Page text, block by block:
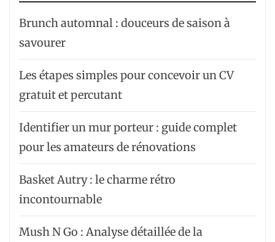
Brunch automnal : douceurs de saison à
savourer
Les étapes simples pour concevoir un CV
gratuit et percutant
Identifier un mur porteur : guide complet
pour les amateurs de rénovations
Basket Autry : le charme rétro
incontournable
Mush N Go : Analyse détaillée de la